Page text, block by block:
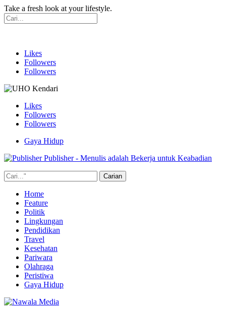
Take a fresh look at your lifestyle.
Likes
Followers
Followers
Likes
Followers
Followers
Gaya Hidup
Publisher - Menulis adalah Bekerja untuk Keabadian
Home
Feature
Politik
Lingkungan
Pendidikan
Travel
Kesehatan
Pariwara
Olahraga
Peristiwa
Gaya Hidup